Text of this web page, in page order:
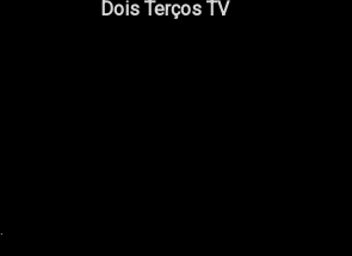
Dois Terços TV